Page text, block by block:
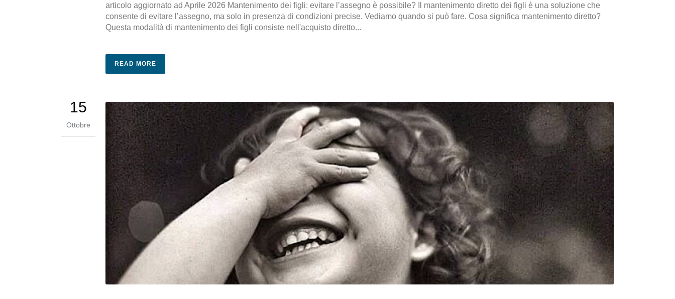
articolo aggiornato ad Aprile 2026 Mantenimento dei figli: evitare l’assegno è possibile? Il mantenimento diretto dei figli è una soluzione che
consente di evitare l’assegno, ma solo in presenza di condizioni precise. Vediamo quando si può fare. Cosa significa mantenimento diretto?
Questa modalità di mantenimento dei figli consiste nell'acquisto diretto...
READ MORE
15
Ottobre